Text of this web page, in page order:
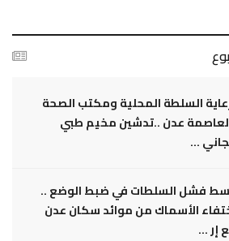
السلطة المحلية ومكتب الصحة
عدن ..تدشين مخيم طبي
...
فشل السلطات في ضبط الوضع ..
الأسماك من موائد سكان عدن
إر ...